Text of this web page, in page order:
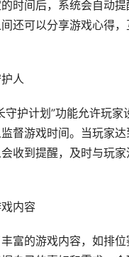
时间后，系统会自动
还可以分享游戏心得
人
守护计划”功能允许玩家
督游戏时间。当玩家达
收到提醒，及时与玩
内容
富的游戏内容，如排